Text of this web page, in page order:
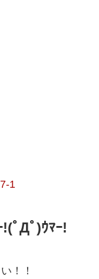
!(ﾟДﾟ)ｳﾏｰ!
！！